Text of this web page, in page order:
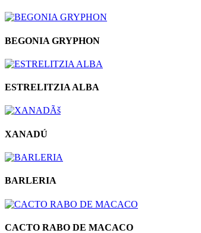
BEGONIA GRYPHON
ESTRELITZIA ALBA
XANADÚ
BARLERIA
CACTO RABO DE MACACO